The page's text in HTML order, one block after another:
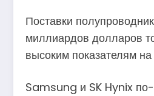
Поставки
миллиардов долларов
высоким показателям
Samsung и SK Hynix по-